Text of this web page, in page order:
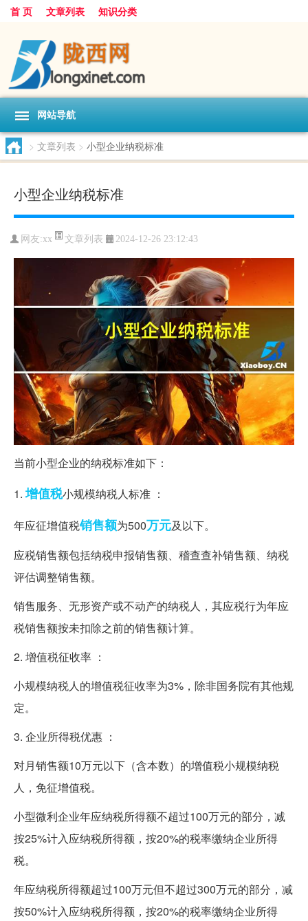
首 页 文章列表 知识分类
网站导航
> 文章列表 > 小型企业纳税标准
小型企业纳税标准
网友:xx 文章列表 2024-12-26 23:12:43
当前小型企业的纳税标准如下：
1.增值税小规模纳税人标准 ：
年应征增值税销售额为500万元及以下。
应税销售额包括纳税申报销售额、稽查查补销售额、纳税
评估调整销售额。
销售服务、无形资产或不动产的纳税人，其应税行为年应
税销售额按未扣除之前的销售额计算。
2. 增值税征收率 ：
小规模纳税人的增值税征收率为3%，除非国务院有其他规
定。
3. 企业所得税优惠 ：
对月销售额10万元以下（含本数）的增值税小规模纳税
人，免征增值税。
小型微利企业年应纳税所得额不超过100万元的部分，减
按25%计入应纳税所得额，按20%的税率缴纳企业所得
税。
年应纳税所得额超过100万元但不超过300万元的部分，减
按50%计入应纳税所得额，按20%的税率缴纳企业所得